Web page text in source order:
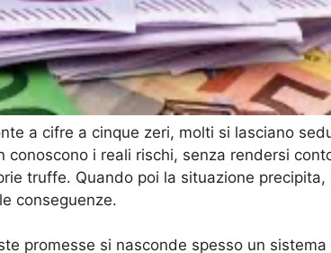
a cifre a cinque zeri, molti si lasciano
conoscono i reali rischi, senza rendersi
truffe. Quando poi la situazione
conseguenze.
promesse si nasconde spesso un